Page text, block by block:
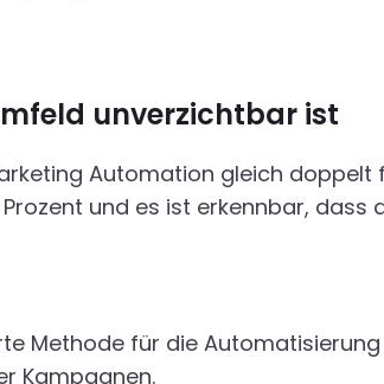
unverzichtbar ist
Automation gleich
und es ist erkennbar,
Methode für die
Kampagnen.